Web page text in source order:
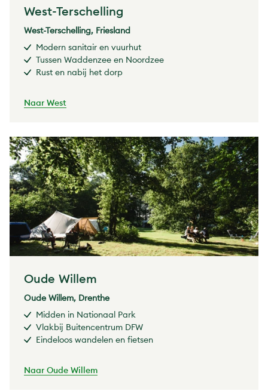
West-Terschelling
West-Terschelling, Friesland
Modern sanitair en vuurhut
Tussen Waddenzee en Noordzee
Rust en nabij het dorp
Naar West
Oude Willem
Oude Willem, Drenthe
Midden in Nationaal Park
Vlakbij Buitencentrum DFW
Eindeloos wandelen en fietsen
Naar Oude Willem